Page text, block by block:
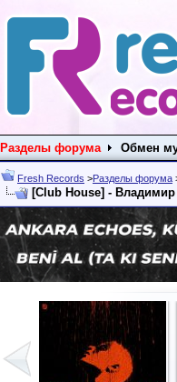
Разделы форума Обмен
Fresh Records >Разделы форума
[Club House] -